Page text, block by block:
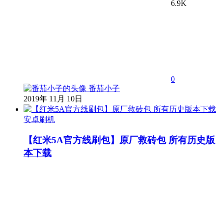
6.9K
0
番茄小子
2019年 11月 10日
安卓刷机
【红米5A官方线刷包】原厂救砖包 所有历史版
本下载